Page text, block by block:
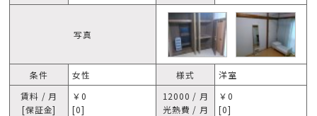
写真
条件 女性 様式
洋室
賃料 / 月
[保証金]
￥0
[0]
12000 / 月
光熱費 / 月
￥0
[0]